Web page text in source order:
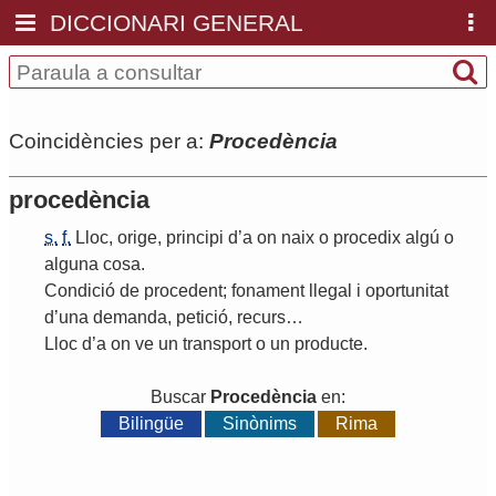
DICCIONARI GENERAL
Coincidències per a: Procedència
procedència
s. f. Lloc, orige, principi d’a on naix o procedix algú o
alguna cosa.
Condició de procedent; fonament llegal i oportunitat
d’una demanda, petició, recurs…
Lloc d’a on ve un transport o un producte.
Buscar Procedència en:
Bilingüe
Sinònims Rima